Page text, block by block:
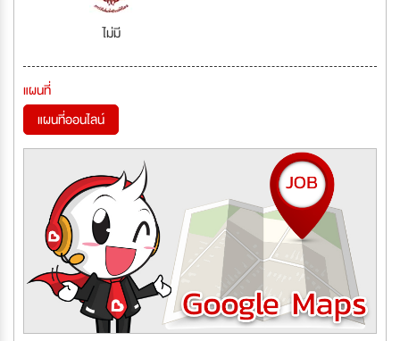
ไม่มี
แผนที่
แผนที่ออนไลน์